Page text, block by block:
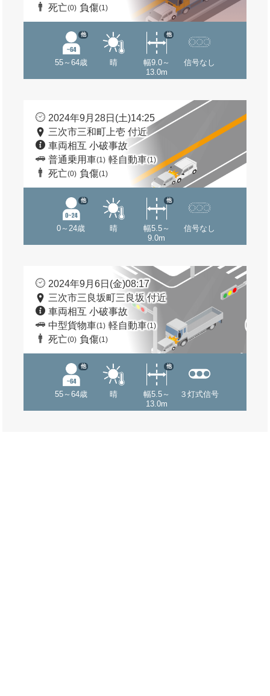
死亡(0) 負傷(1)
55～64歳
他
晴
幅9.0～
13.0m
他
信号なし
2024年9月28日(土)14:25
三次市三和町上壱 付近
車両相互 小破事故
普通乗用車(1) 軽自動車(1)
死亡(0) 負傷(1)
0～24歳
他
晴
幅5.5～
9.0m
他
信号なし
2024年9月6日(金)08:17
三次市三良坂町三良坂 付近
車両相互 小破事故
中型貨物車(1) 軽自動車(1)
死亡(0) 負傷(1)
55～64歳
他
晴
幅5.5～
13.0m
他
３灯式信号